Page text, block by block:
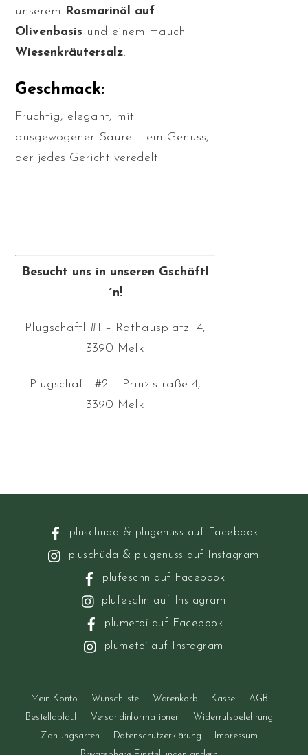
unserem Rosmarinöl auf
Olivenbasis und einem Hauch
Wiesenkräutersalz.
Geschmack:
Fruchtig, elegant, mit
ausgewogener Säure – ein Genuss,
der jedes Gericht veredelt.
Besucht uns in unseren Gschäftl
´n!
Plugschäftl #1 – Rathausplatz 14,
3390 Melk
Plugschäftl #2 – Prinzlstraße 4,
3390 Melk
pluschüda & plugenuss auf Facebook
pluschüda & plugenuss auf Instagram
plufeschn auf Facebook
plufeschn auf Instagram
plumetoi auf Facebook
plumetoi auf Instagram
Mein Konto Wunschliste Warenkorb Kasse
AGB
Bestellablauf
Versandinformationen
Widerrufsbelehrung
Zahlungsarten
Datenschutzerklärung
Impressum